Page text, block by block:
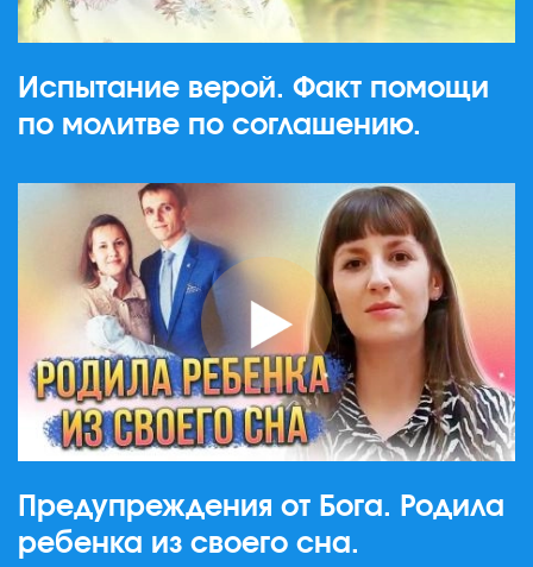
Испытание верой. Факт помощи
по молитве по соглашению.
Предупреждения от Бога. Родила
ребенка из своего сна.